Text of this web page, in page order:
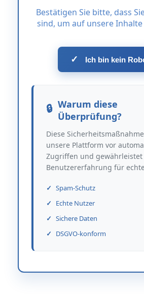
Bestätigen Sie bitte, dass
sind, um auf unsere
✓ Ich bin kein
Warum diese
Überprüfung?
Diese
unsere Plattform vor
Zugriffen und gewährleistet
Benutzererfahrung für
Spam-Schutz
Echte Nutzer
Sichere Daten
DSGVO-konform